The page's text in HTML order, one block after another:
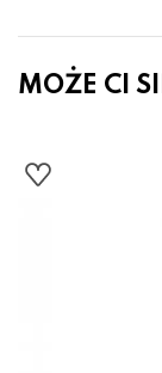
MOŻE CI